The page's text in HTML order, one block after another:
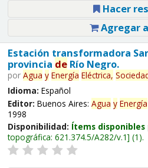
Hacer
Agregar
Estación transformadora
provincia deRío Negro.
por Agua y Energía Eléctrica,
Idioma: Español
Editor: Buenos Aires: Agua y Energía
1998
Disponibilidad: Ítems
topográfica: 621.374.5/A282/v.1 (1).